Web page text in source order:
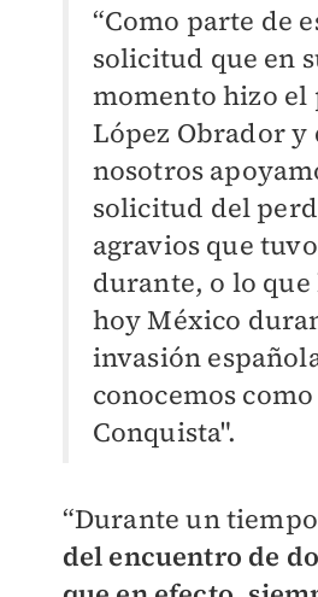
“Como parte de
solicitud que en
momento hizo el
López Obrador y
nosotros
solicitud del
agravios que
durante, o lo
hoy México
invasión
conocemos
Conquista".
“Durante un
del encuentro de